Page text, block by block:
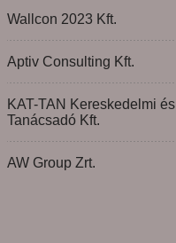
Wallcon 2023 Kft.
Aptiv Consulting Kft.
KAT-TAN Kereskedelmi és
Tanácsadó Kft.
AW Group Zrt.